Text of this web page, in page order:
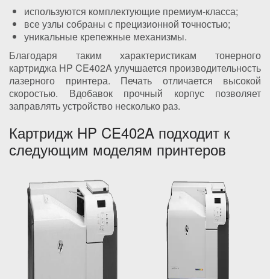
используются комплектующие премиум-класса;
все узлы собраны с прецизионной точностью;
уникальные крепежные механизмы.
Благодаря таким характеристикам тонерного
картриджа HP CE402A улучшается производительность
лазерного принтера. Печать отличается высокой
скоростью. Вдобавок прочный корпус позволяет
заправлять устройство несколько раз.
Картридж HP CE402A подходит к
следующим моделям принтеров